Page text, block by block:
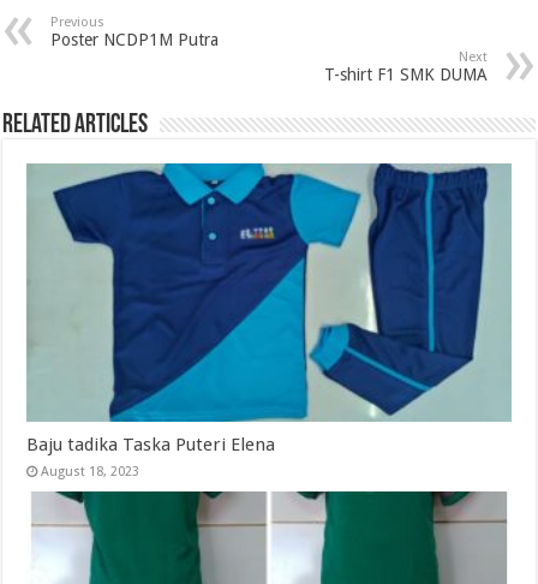
Previous
Poster NCDP1M Putra
Next
T-shirt F1 SMK DUMA
Related Articles
Baju tadika Taska Puteri Elena
August 18, 2023